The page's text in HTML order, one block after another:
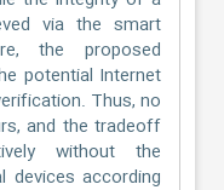
via the smart
the proposed
potential Internet
Thus, no
and the tradeoff
without the
according